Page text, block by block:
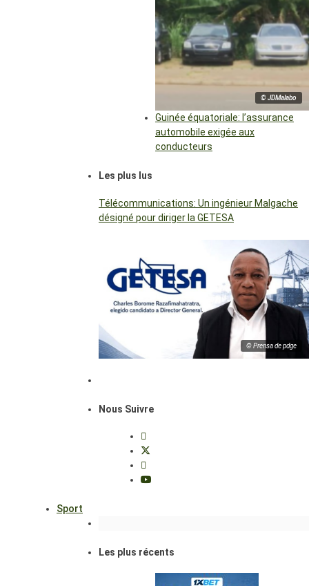
© JDMalabo
Guinée équatoriale: l’assurance
automobile exigée aux
conducteurs
Les plus lus
Télécommunications: Un ingénieur Malgache
désigné pour diriger la GETESA
© Prensa de pdge
Nous Suivre
Sport
Les plus récents